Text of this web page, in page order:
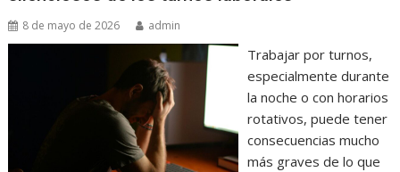
8 de mayo de 2026 admin
Trabajar por turnos,
especialmente durante
la noche o con horarios
rotativos, puede tener
consecuencias mucho
más graves de lo que